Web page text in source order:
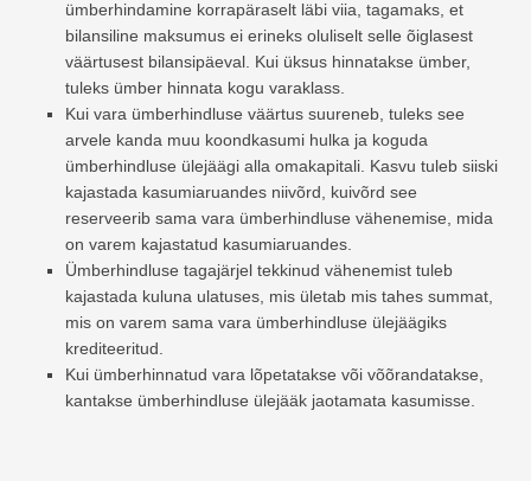
ümberhindamine korrapäraselt läbi viia, tagamaks, et
bilansiline maksumus ei erineks oluliselt selle õiglasest
väärtusest bilansipäeval. Kui üksus hinnatakse ümber,
tuleks ümber hinnata kogu varaklass.
Kui vara ümberhindluse väärtus suureneb, tuleks see
arvele kanda muu koondkasumi hulka ja koguda
ümberhindluse ülejäägi alla omakapitali. Kasvu tuleb siiski
kajastada kasumiaruandes niivõrd, kuivõrd see
reserveerib sama vara ümberhindluse vähenemise, mida
on varem kajastatud kasumiaruandes.
Ümberhindluse tagajärjel tekkinud vähenemist tuleb
kajastada kuluna ulatuses, mis ületab mis tahes summat,
mis on varem sama vara ümberhindluse ülejäägiks
krediteeritud.
Kui ümberhinnatud vara lõpetatakse või võõrandatakse,
kantakse ümberhindluse ülejääk jaotamata kasumisse.